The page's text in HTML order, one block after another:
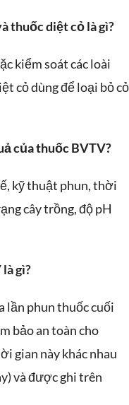
thuốc diệt cỏ là gì?
kiểm soát các loài
cỏ dùng để loại bỏ cỏ
của thuốc BVTV?
kỹ thuật phun, thời
cây trồng, độ pH
gì?
lần phun thuốc cuối
bảo an toàn cho
gian này khác nhau
và được ghi trên